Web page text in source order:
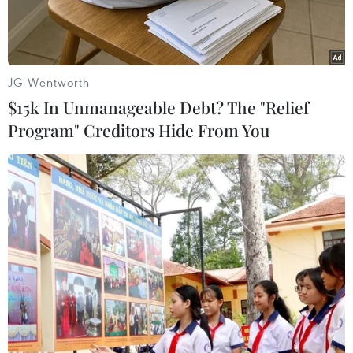
Phó Thủ tướng Trần Hồng Hà trao Quyết định công bố Quy
hoạch tỉnh Điện Biên cho lãnh đạo tỉnh Điện Biên. (Ảnh: Trung
Kiên/TTXVN)
Sáng 17/3, tỉnh Điện Biên tổ chức Hội nghị công
bố Quy hoạch tỉnh, thời kỳ 2021 - 2030, tầm nhìn
đến năm 2050 theo Quyết định của Thủ tướng
JG Wentworth
$15k In Unmanageable Debt? The "Relief
Program" Creditors Hide From You